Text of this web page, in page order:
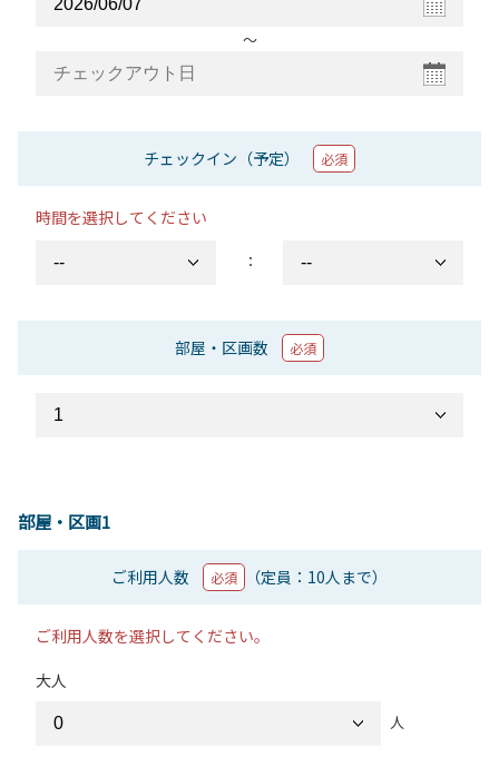
〜
チェックイン（予定） 必須
時間を選択してください
：
部屋・区画数 必須
部屋・区画1
ご利用人数 必須 （定員：10人まで）
ご利用人数を選択してください。
大人
人